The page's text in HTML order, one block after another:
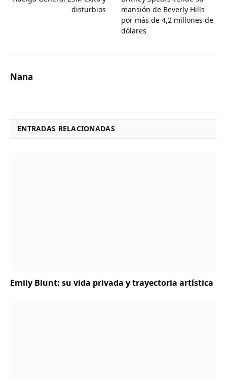
disturbios
mansión de Beverly Hills
por más de 4,2 millones de
dólares
Nana
ENTRADAS RELACIONADAS
Emily Blunt: su vida privada y trayectoria artística